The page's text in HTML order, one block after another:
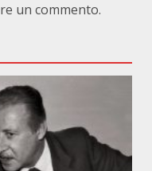
un commento.